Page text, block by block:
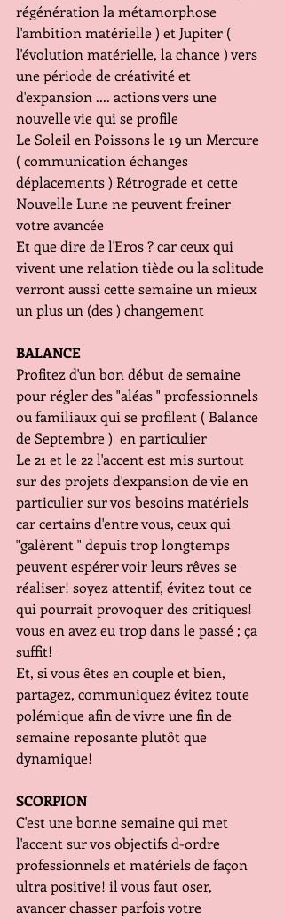
régénération la métamorphose
l'ambition matérielle ) et Jupiter (
l'évolution matérielle, la chance ) vers
une période de créativité et
d'expansion .... actions vers une
nouvelle vie qui se profile
Le Soleil en Poissons le 19 un Mercure
( communication échanges
déplacements ) Rétrograde et cette
Nouvelle Lune ne peuvent freiner
votre avancée
Et que dire de l'Eros ? car ceux qui
vivent une relation tiède ou la solitude
verront aussi cette semaine un mieux
un plus un (des ) changement
BALANCE
Profitez d'un bon début de semaine
pour régler des "aléas " professionnels
ou familiaux qui se profilent ( Balance
de Septembre )  en particulier
Le 21 et le 22 l'accent est mis surtout
sur des projets d'expansion de vie en
particulier sur vos besoins matériels
car certains d'entre vous, ceux qui
"galèrent " depuis trop longtemps
peuvent espérer voir leurs rêves se
réaliser! soyez attentif, évitez tout ce
qui pourrait provoquer des critiques!
vous en avez eu trop dans le passé ; ça
suffit!
Et, si vous êtes en couple et bien,
partagez, communiquez évitez toute
polémique afin de vivre une fin de
semaine reposante plutôt que
dynamique!
SCORPION
C'est une bonne semaine qui met
l'accent sur vos objectifs d-ordre
professionnels et matériels de façon
ultra positive! il vous faut oser,
avancer chasser parfois votre